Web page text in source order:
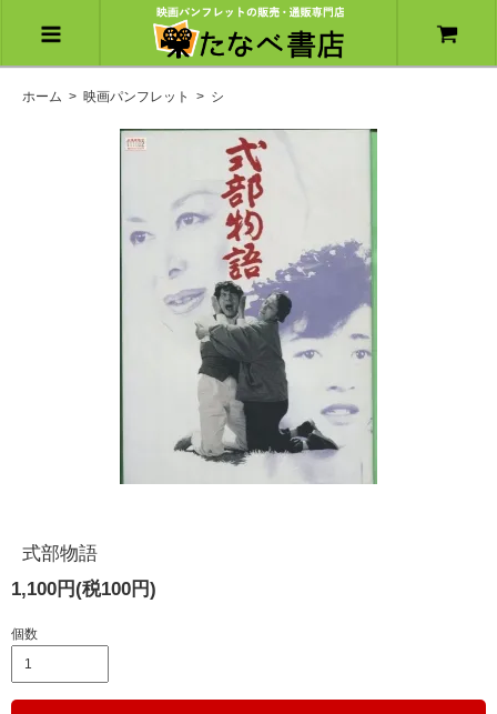
ホーム > 映画パンフレット > シ
式部物語
1,100円(税100円)
個数